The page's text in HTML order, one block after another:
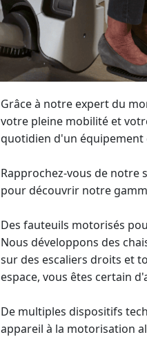
Grâce à notre expert du
votre pleine mobilité et
quotidien d'un équipement
Rapprochez-vous de notre
pour découvrir notre
Des fauteuils motorisés
Nous développons des
sur des escaliers droits et
espace, vous êtes certain
De multiples dispositifs
appareil à la motorisation